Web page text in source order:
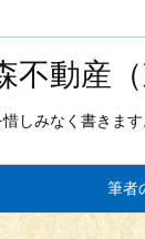
不動産
しみなく書きます
筆者